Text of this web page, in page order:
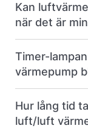
Kan
när det är
Timer-
värmepump
Hur lång tid
luft/luft